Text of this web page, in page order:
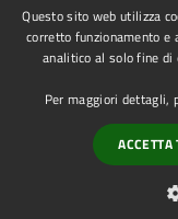
RSS
Accessibilità
Questo sito web utilizza
corretto funzionamento e
analitico al solo fine
Per maggiori dettagli,
ACCETTA